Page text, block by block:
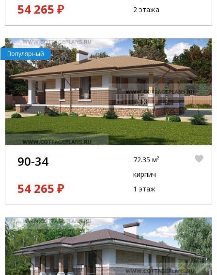
54 265 ₽
2 этажа
Популярный
90-34
54 265 ₽
72.35 м²
кирпич
1 этаж